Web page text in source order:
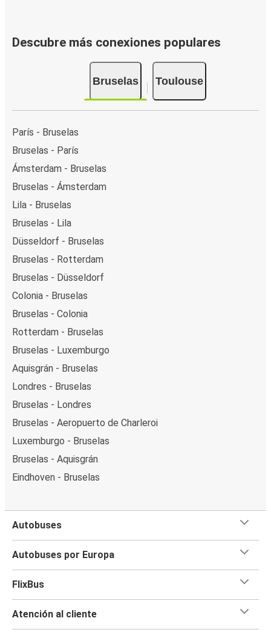
Descubre más conexiones populares
Bruselas Toulouse
París - Bruselas
Bruselas - París
Ámsterdam - Bruselas
Bruselas - Ámsterdam
Lila - Bruselas
Bruselas - Lila
Düsseldorf - Bruselas
Bruselas - Rotterdam
Bruselas - Düsseldorf
Colonia - Bruselas
Bruselas - Colonia
Rotterdam - Bruselas
Bruselas - Luxemburgo
Aquisgrán - Bruselas
Londres - Bruselas
Bruselas - Londres
Bruselas - Aeropuerto de Charleroi
Luxemburgo - Bruselas
Bruselas - Aquisgrán
Eindhoven - Bruselas
Autobuses
Autobuses por Europa
FlixBus
Atención al cliente